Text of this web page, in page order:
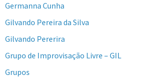
Germanna Cunha
Gilvando Pereira da Silva
Gilvando Pererira
Grupo de Improvisação Livre – GIL
Grupos